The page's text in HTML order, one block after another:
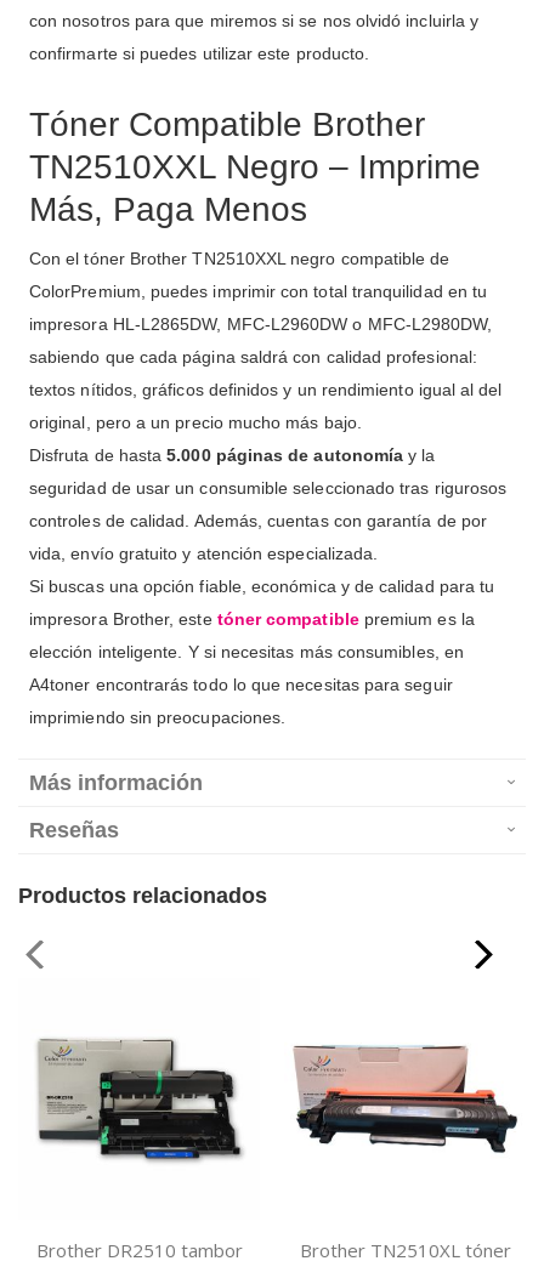
con nosotros para que miremos si se nos olvidó incluirla y
confirmarte si puedes utilizar este producto.
Tóner Compatible Brother
TN2510XXL Negro – Imprime
Más, Paga Menos
Con el tóner Brother TN2510XXL negro compatible de
ColorPremium, puedes imprimir con total tranquilidad en tu
impresora HL-L2865DW, MFC-L2960DW o MFC-L2980DW,
sabiendo que cada página saldrá con calidad profesional:
textos nítidos, gráficos definidos y un rendimiento igual al del
original, pero a un precio mucho más bajo.
Disfruta de hasta5.000 páginas de autonomía y la
seguridad de usar un consumible seleccionado tras rigurosos
controles de calidad. Además, cuentas con garantía de por
vida, envío gratuito y atención especializada.
Si buscas una opción fiable, económica y de calidad para tu
impresora Brother, este tóner compatiblepremium es la
elección inteligente. Y si necesitas más consumibles, en
A4toner encontrarás todo lo que necesitas para seguir
imprimiendo sin preocupaciones.
Más información
Reseñas
Productos relacionados
Brother DR2510 tambor Brother TN2510XL tóner